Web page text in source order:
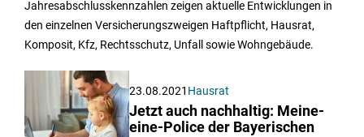
Jahresabschlusskennzahlen zeigen aktuelle Entwicklungen in
den einzelnen Versicherungszweigen Haftpflicht, Hausrat,
Komposit, Kfz, Rechtsschutz, Unfall sowie Wohngebäude.
23.08.2021 Hausrat
Jetzt auch nachhaltig: Meine-
eine-Police der Bayerischen